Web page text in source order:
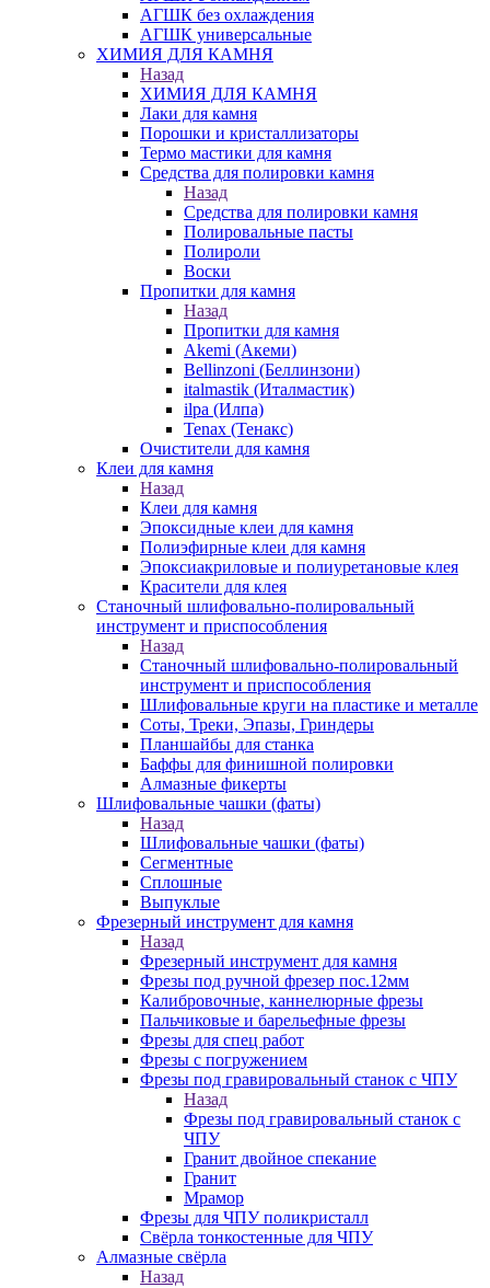
АГШК без охлаждения
АГШК универсальные
ХИМИЯ ДЛЯ КАМНЯ
Назад
ХИМИЯ ДЛЯ КАМНЯ
Лаки для камня
Порошки и кристаллизаторы
Термо мастики для камня
Средства для полировки камня
Назад
Средства для полировки камня
Полировальные пасты
Полироли
Воски
Пропитки для камня
Назад
Пропитки для камня
Akemi (Акеми)
Bellinzoni (Беллинзони)
italmastik (Италмастик)
ilpa (Илпа)
Tenax (Тенакс)
Очистители для камня
Клеи для камня
Назад
Клеи для камня
Эпоксидные клеи для камня
Полиэфирные клеи для камня
Эпоксиакриловые и полиуретановые клея
Красители для клея
Станочный шлифовально-полировальный
инструмент и приспособления
Назад
Станочный шлифовально-полировальный
инструмент и приспособления
Шлифовальные круги на пластике и металле
Соты, Треки, Эпазы, Гриндеры
Планшайбы для станка
Баффы для финишной полировки
Алмазные фикерты
Шлифовальные чашки (фаты)
Назад
Шлифовальные чашки (фаты)
Сегментные
Сплошные
Выпуклые
Фрезерный инструмент для камня
Назад
Фрезерный инструмент для камня
Фрезы под ручной фрезер пос.12мм
Калибровочные, каннелюрные фрезы
Пальчиковые и барельефные фрезы
Фрезы для спец работ
Фрезы с погружением
Фрезы под гравировальный станок с ЧПУ
Назад
Фрезы под гравировальный станок с
ЧПУ
Гранит двойное спекание
Гранит
Мрамор
Фрезы для ЧПУ поликристалл
Свёрла тонкостенные для ЧПУ
Алмазные свёрла
Назад